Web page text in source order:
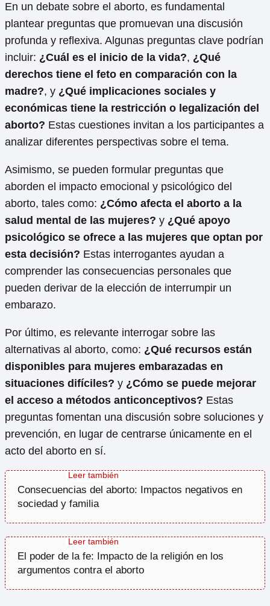
En un debate sobre el aborto, es fundamental
plantear preguntas que promuevan una discusión
profunda y reflexiva. Algunas preguntas clave podrían
incluir: ¿Cuál es el inicio de la vida?, ¿Qué
derechos tiene el feto en comparación con la
madre?, y ¿Qué implicaciones sociales y
económicas tiene la restricción o legalización del
aborto? Estas cuestiones invitan a los participantes a
analizar diferentes perspectivas sobre el tema.
Asimismo, se pueden formular preguntas que
aborden el impacto emocional y psicológico del
aborto, tales como: ¿Cómo afecta el aborto a la
salud mental de las mujeres? y ¿Qué apoyo
psicológico se ofrece a las mujeres que optan por
esta decisión? Estas interrogantes ayudan a
comprender las consecuencias personales que
pueden derivar de la elección de interrumpir un
embarazo.
Por último, es relevante interrogar sobre las
alternativas al aborto, como: ¿Qué recursos están
disponibles para mujeres embarazadas en
situaciones difíciles? y ¿Cómo se puede mejorar
el acceso a métodos anticonceptivos? Estas
preguntas fomentan una discusión sobre soluciones y
prevención, en lugar de centrarse únicamente en el
acto del aborto en sí.
Consecuencias del aborto: Impactos negativos en
sociedad y familia
El poder de la fe: Impacto de la religión en los
argumentos contra el aborto